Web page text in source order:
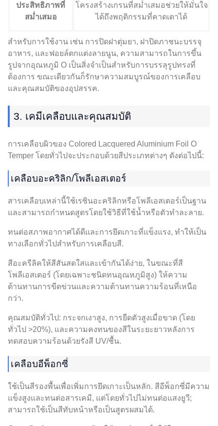
ประสิทธิภาพที่
สม่ำเสมอ
โครงสร้างเกรนที่สม่ำเสมอช่วยให้มั่นใจ
ได้ถึงพฤติกรรมที่คาดเดาได้
สำหรับการใช้งาน เช่น การปิดฝาตุ่มยา, ฝาปิดภาชนะบรรจุ
อาหาร, และฟอยล์ตกแต่งลายนูน, ความสามารถในการขึ้น
รูปจากอุณหภูมิ O เป็นสิ่งจำเป็นสำหรับการบรรลุรูปทรงที่
ต้องการ ขณะเดียวกันก็รักษาความสมบูรณ์ของการเคลือบ
และคุณสมบัติของอุปสรรค.
3. เคมีเคลือบและคุณสมบัติ
การเคลือบผิวของ Colored Lacquered Aluminium Foil O
Temper โดยทั่วไปจะประกอบด้วยสีประเภทต่างๆ ดังต่อไปนี้:
เคลือบอะคริลิก/โพลีเอสเตอร์
สารเคลือบเหล่านี้ใช้เรซินอะคริลิกหรือโพลีเอสเตอร์เป็นฐาน
และสามารถกำหนดสูตรโดยใช้วิธีที่ใช้น้ำหรือตัวทำละลาย.
ทนต่อสภาพอากาศได้ดีและการยึดเกาะที่แข็งแรง, ทำให้เป็น
ทางเลือกทั่วไปสำหรับการเคลือบสี.
สีอะครีลิคให้สีสันสดใสและเข้ากันได้ง่าย, ในขณะที่สี
โพลีเอสเตอร์ (โดยเฉพาะชนิดทนอุณหภูมิสูง) ให้ความ
ต้านทานการขีดข่วนและความต้านทานความร้อนที่เหนือ
กว่า.
คุณสมบัติทั่วไป: กระจกเงาสูง, การยืดตัวสูงเมื่อขาด (โดย
ทั่วไป >20%), และความคงทนของสีในระยะยาวหลังการ
ทดสอบความร้อนด้วยรังสี UV/ชื้น.
เคลือบอีพ็อกซี่
ใช้เป็นสีรองพื้นเพื่อเพิ่มการยึดเกาะเป็นหลัก. สีอีพ็อกซี่มีความ
แข็งสูงและทนต่อสารเคมี, แต่โดยทั่วไปไม่ทนต่อแสงยูวี;
สามารถใช้เป็นสีทับหน้าหรือเป็นสูตรผสมได้.